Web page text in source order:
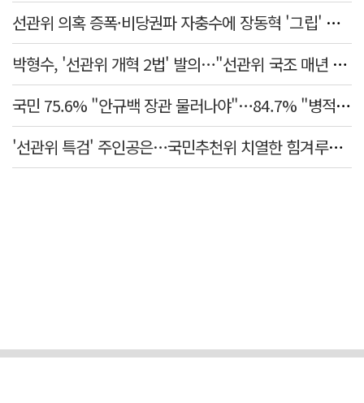
선관위 의혹 증폭·비당권파 자충수에 장동혁 '그립' 더 강해졌다
박형수, '선관위 개혁 2법' 발의…"선관위 국조 매년 실시"
국민 75.6% "안규백 장관 물러나야"…84.7% "병적기록부 공개해야"
'선관위 특검' 주인공은…국민추천위 치열한 힘겨루기 나설 듯